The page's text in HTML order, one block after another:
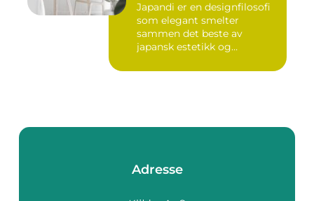
Japandi er en designfilosofi
som elegant smelter
sammen det beste av
japansk estetikk og
Adresse